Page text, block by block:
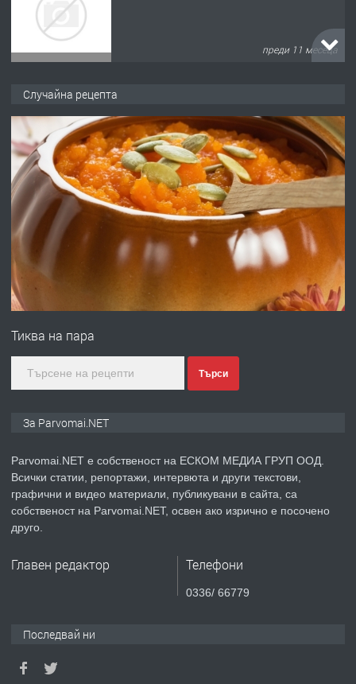
преди 11 месеца
преди 1 година
ПРЕДЛАГА Работа за общи работници
преди 1 година
ПРЕДЛАГА
Първи поход "По стъпките на Ангел
преди 1 година
ПРЕДЛАГА Уроци по Математика
Случайна рецепта
Тиква на пара
Търси
За Parvomai.NET
Parvomai.NET е собственост на ЕСКОМ МЕДИА ГРУП ООД.
Всички статии, репортажи, интервюта и други текстови,
графични и видео материали, публикувани в сайта, са
собственост на Parvomai.NET, освен ако изрично е посочено
друго.
Главен редактор Телефони
0336/ 66779
Последвай ни